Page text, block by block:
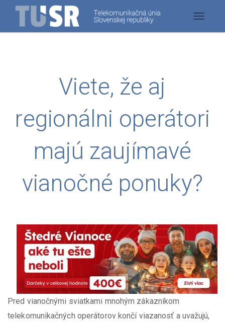
Toggle
Viete, že aj
regionálni operátori
majú zaujímavé
vianočné ponuky?
Pred vianočnými sviatkami mnohým zákazníkom
telekomunikačných operátorov končí viazanosť a uvažujú,